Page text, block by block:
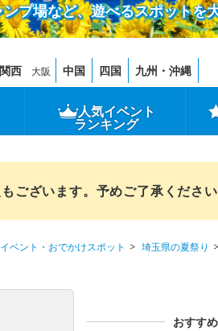
プ場など、遊べるスポットを
関西 大阪 中国 四国 九州・沖縄
人気イベント
ランキング
ございます。予めご了承ください
ベント・おでかけスポット 埼玉県の夏祭り
おすす